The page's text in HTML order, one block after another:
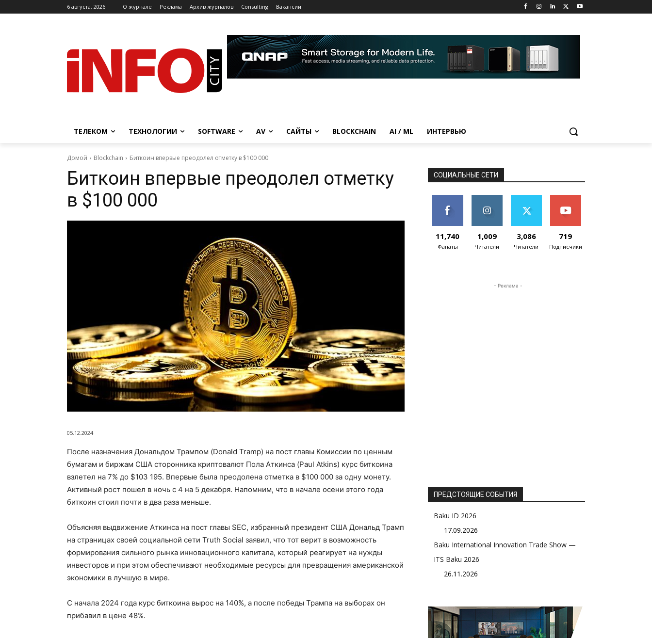
6 августа, 2026 O журнале Реклама Архив журналов Consulting Вакансии
ТЕЛЕКОМ ТЕХНОЛОГИИ SOFTWARE AV САЙТЫ BLOCKCHAIN AI / ML ИНТЕРВЬЮ
Домой Blockchain Биткоин впервые преодолел отметку в $100 000
Биткоин впервые преодолел отметку
в $100 000
05.12.2024
После назначения Дональдом Трампом (Donald Tramp) на пост главы Комиссии по ценным
бумагам и биржам США сторонника криптовалют Пола Аткинса (Paul Atkins) курс биткоина
взлетел на 7% до $103 195. Впервые была преодолена отметка в $100 000 за одну монету.
Активный рост пошел в ночь с 4 на 5 декабря. Напомним, что в начале осени этого года
биткоин стоил почти в два раза меньше.
Объясняя выдвижение Аткинса на пост главы SEC, избранный президент США Дональд Трамп
на страницах своей социальной сети Truth Social заявил, что тот верит в возможность
формирования сильного рынка инновационного капитала, который реагирует на нужды
инвесторов и при этом обеспечивают необходимые ресурсы для превращения американской
экономики в лучшую в мире.
С начала 2024 года курс биткоина вырос на 140%, а после победы Трампа на выборах он
прибавил в цене 48%.
СОЦИАЛЬНЫЕ СЕТИ
11,740
Фанаты
1,009
Читатели
3,086
Читатели
719
Подписчики
- Реклама -
ПРЕДСТОЯЩИЕ СОБЫТИЯ
Baku ID 2026
17.09.2026
Baku International Innovation Trade Show —
ITS Baku 2026
26.11.2026